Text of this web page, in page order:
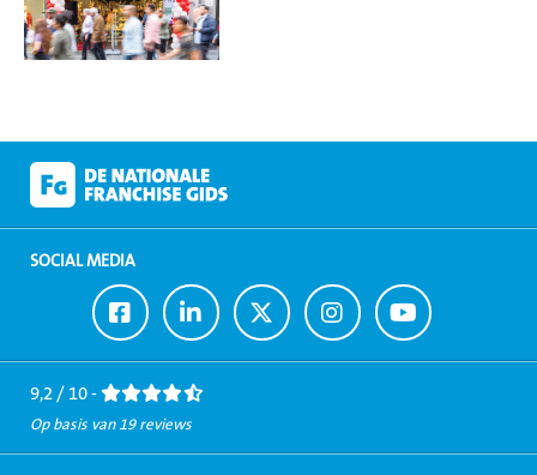
SOCIAL MEDIA
Ga
naar
Facebook
Ga
naar
LinkedIn
Ga
naar
Twitter
Ga
naar
Instagram
Ga
naar
Youtube
9,2 / 10 -
Op basis van 19 reviews